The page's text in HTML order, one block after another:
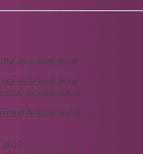
железной руды
железной руды
безопасности
безопасности